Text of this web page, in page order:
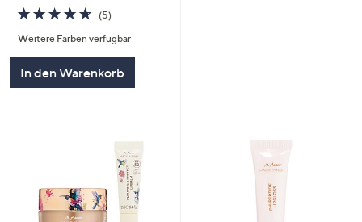
4.6
von
5
(5)5
Weitere Farben verfügbar
In den Warenkorb